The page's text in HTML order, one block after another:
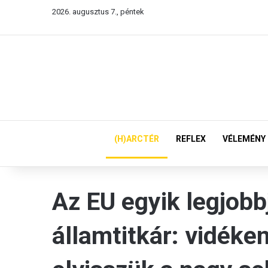
2026. augusztus 7., péntek
(H)ARCTÉR REFLEX VÉLEMÉNY
Az EU egyik
államtitkár: